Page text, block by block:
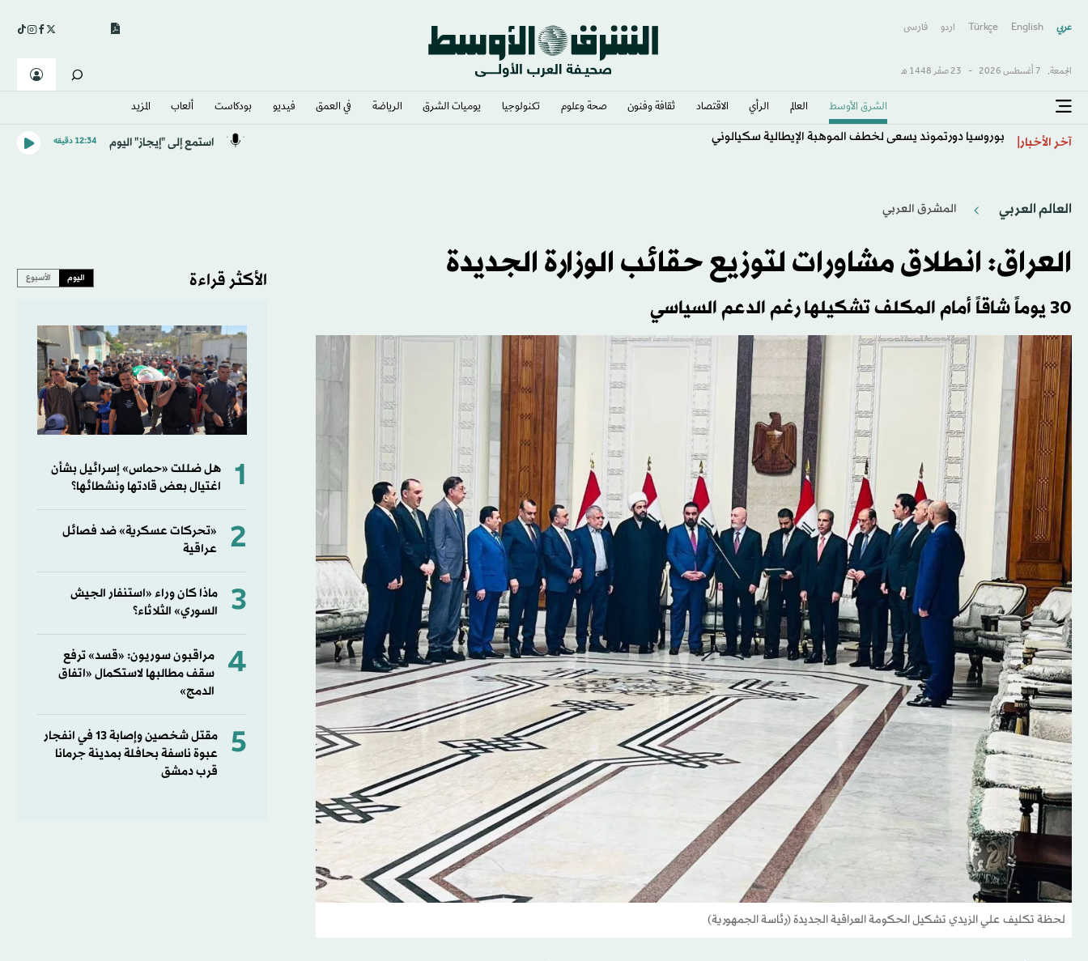
عربي English
Türkçe اردو فارسى
الجمعة, 7 أغسطس 2026 - 23 صفَر 1448 هـ
الشرق الأوسط​ العالم الرأي الاقتصاد ثقافة وفنون صحة وعلوم تكنولوجيا يوميات الشرق​ الرياضة في العمق فيديو بودكاست ألعاب المزيد
آخر الأخبار بوروسيا دورتموند يسعى لخطف الموهبة الإيطالية سكيالوني استمع إلى "إيجاز" اليوم 12:34 دقيقه
العالم العربي المشرق العربي
العراق: انطلاق مشاورات لتوزيع حقائب الوزارة الجديدة
30 يوماً شاقاً أمام المكلف تشكيلها رغم الدعم السياسي
لحظة تكليف علي الزيدي تشكيل الحكومة العراقية الجديدة (رئاسة الجمهورية)
الأكثر قراءة اليوم الأسبوع
1
هل ضللت «حماس» إسرائيل بشأن
اغتيال بعض قادتها ونشطائها؟
2
«تحركات عسكرية» ضد فصائل
عراقية
3
ماذا كان وراء «استنفار الجيش
السوري» الثلاثاء؟
4
مراقبون سوريون: «قسد» ترفع
سقف مطالبها لاستكمال «اتفاق
الدمج»
5
مقتل شخصين وإصابة 13 في انفجار
عبوة ناسفة بحافلة بمدينة جرمانا
قرب دمشق